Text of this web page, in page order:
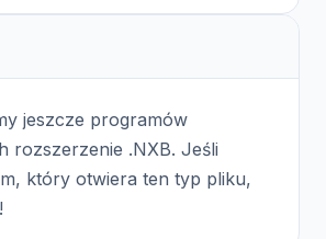
w odpowiednich warunkach,
danych.
jeszcze programów
rozszerzenie .NXB. Jeśli
który otwiera ten typ pliku,